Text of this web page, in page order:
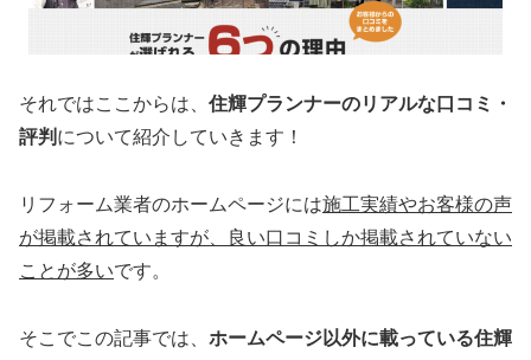
それではここからは、 住輝プランナーのリアルな口コミ・
評判 について紹介していきます！
リフォーム業者のホームページには施工実績やお客様の声
が掲載されていますが、
良い口コミしか掲載されていない
ことが多いです。
そこでこの記事では、 ホームページ以外に載っている住輝